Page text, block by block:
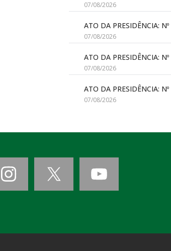
07/08/2026
ATO DA PRESIDÊNCIA:
07/08/2026
ATO DA PRESIDÊNCIA:
07/08/2026
ATO DA PRESIDÊNCIA:
07/08/2026